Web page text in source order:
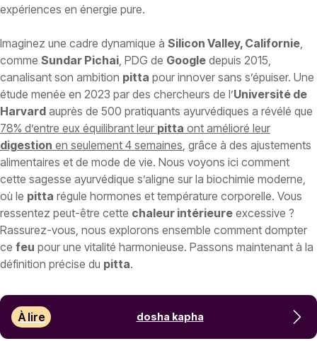
expériences en énergie pure.
Imaginez une cadre dynamique à Silicon Valley, Californie
comme Sundar Pichai , PDG de Google depuis 2015,
canalisant son ambition pitta pour innover sans s’épuiser. Une
étude menée en 2023 par des chercheurs de l’Université de
Harvard auprès de 500 pratiquants ayurvédiques a révélé que
78% d’entre eux équilibrant leur pitta ont amélioré leur
digestion en seulement 4 semaines , grâce à des ajustements
alimentaires et de mode de vie. Nous voyons ici comment
cette sagesse ayurvédique s’aligne sur la biochimie moderne,
où le pitta régule hormones et température corporelle. Vous
ressentez peut-être cette chaleur intérieure excessive ?
Rassurez-vous, nous explorons ensemble comment dompter
ce feu pour une vitalité harmonieuse. Passons maintenant à la
définition précise du pitta.
À lire dosha kapha